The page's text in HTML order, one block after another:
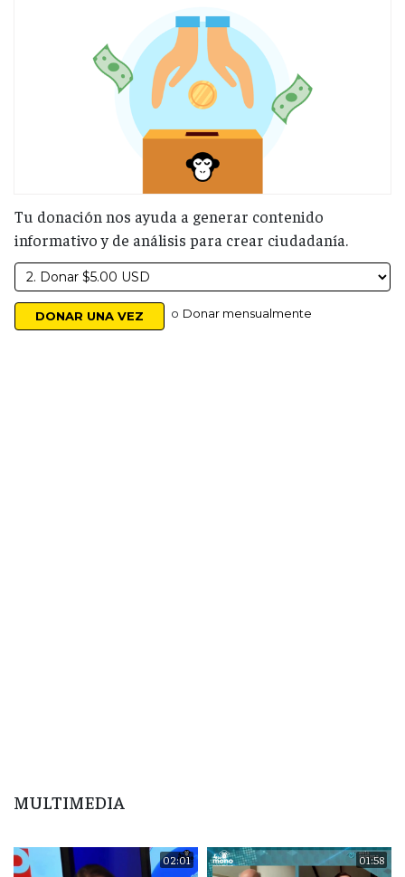
Tu donación nos ayuda a generar contenido
informativo y de análisis para crear ciudadanía.
o Donar mensualmente
MULTIMEDIA
02:01 01:58